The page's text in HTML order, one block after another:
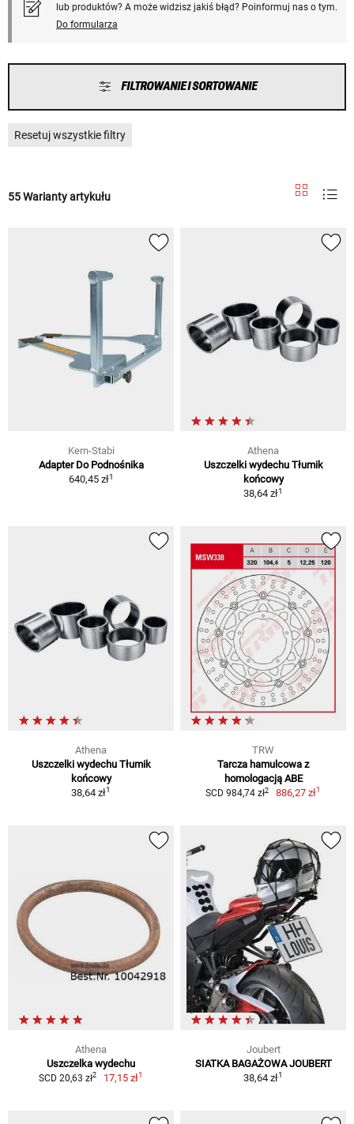
lub produktów? A może widzisz jakiś błąd? Poinformuj nas o tym.
Do formularza
FILTROWANIE I SORTOWANIE
Resetuj wszystkie filtry
55 Warianty artykułu
Kern-Stabi
Adapter Do Podnośnika
640,45 zł1
Athena
Uszczelki wydechu Tłumik
końcowy
38,64 zł1
Athena
Uszczelki wydechu Tłumik
końcowy
38,64 zł1
TRW
Tarcza hamulcowa z
homologacją ABE
SCD 984,74 zł2 886,27 zł1
Athena
Uszczelka wydechu
SCD 20,63 zł2 17,15 zł1
Joubert
SIATKA BAGAŻOWA JOUBERT
38,64 zł1